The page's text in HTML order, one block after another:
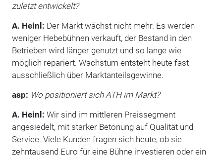
zuletzt entwickelt?
A. Heinl: Der Markt wächst nicht mehr. Es werden
weniger Hebebühnen verkauft, der Bestand in den
Betrieben wird länger genutzt und so lange wie
möglich repariert. Wachstum entsteht heute fast
ausschließlich über Marktanteilsgewinne.
asp: Wo positioniert sich ATH im Markt?
A. Heinl: Wir sind im mittleren Preissegment
angesiedelt, mit starker Betonung auf Qualität und
Service. Viele Kunden fragen sich heute, ob sie
zehntausend Euro für eine Bühne investieren oder ein